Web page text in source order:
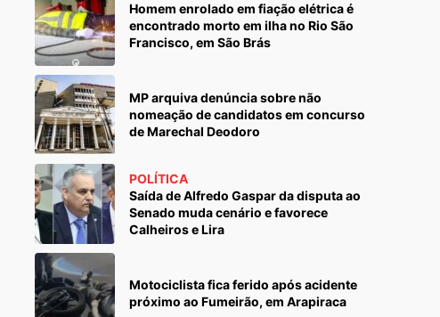
Homem enrolado em fiação elétrica é
encontrado morto em ilha no Rio São
Francisco, em São Brás
MP arquiva denúncia sobre não
nomeação de candidatos em concurso
de Marechal Deodoro
POLÍTICA
Saída de Alfredo Gaspar da disputa ao
Senado muda cenário e favorece
Calheiros e Lira
Motociclista fica ferido após acidente
próximo ao Fumeirão, em Arapiraca